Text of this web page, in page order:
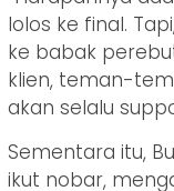
lolos ke final.
ke babak
klien, teman-
akan selalu
Sementara itu,
ikut nobar,